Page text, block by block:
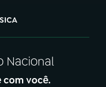
Nacional
com você.